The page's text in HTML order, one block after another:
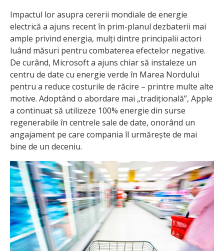
Impactul lor asupra cererii mondiale de energie
electrică a ajuns recent în prim-planul dezbaterii mai
ample privind energia, mulți dintre principalii actori
luând măsuri pentru combaterea efectelor negative.
De curând, Microsoft a ajuns chiar să instaleze un
centru de date cu energie verde în Marea Nordului
pentru a reduce costurile de răcire – printre multe alte
motive. Adoptând o abordare mai „tradițională”, Apple
a continuat să utilizeze 100% energie din surse
regenerabile în centrele sale de date, onorând un
angajament pe care compania îl urmărește de mai
bine de un deceniu.